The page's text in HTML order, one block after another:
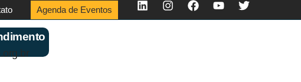
Agenda de Eventos